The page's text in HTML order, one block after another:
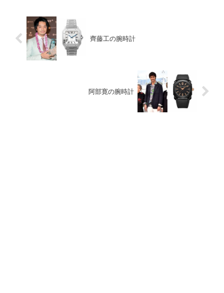
齊藤工の腕時計
阿部寛の腕時計